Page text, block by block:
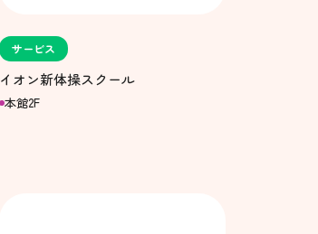
サービス
イオン新体操スクール
本館2F